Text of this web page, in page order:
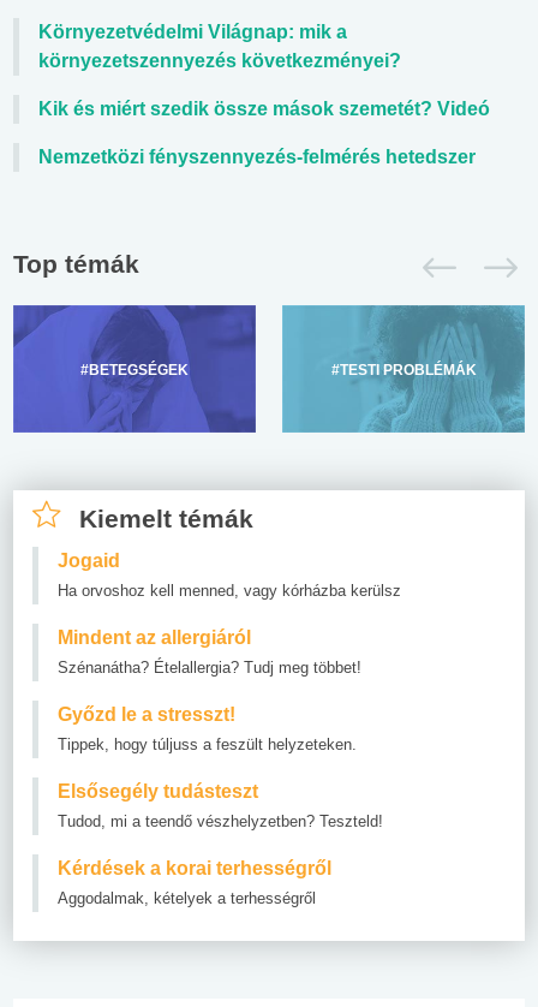
Környezetvédelmi Világnap: mik a
környezetszennyezés következményei?
Kik és miért szedik össze mások szemetét? Videó
Nemzetközi fényszennyezés-felmérés hetedszer
Top témák
#BETEGSÉGEK #TESTI PROBLÉMÁK
Kiemelt témák
Jogaid
Ha orvoshoz kell menned, vagy kórházba kerülsz
Mindent az allergiáról
Szénanátha? Ételallergia? Tudj meg többet!
Győzd le a stresszt!
Tippek, hogy túljuss a feszült helyzeteken.
Elsősegély tudásteszt
Tudod, mi a teendő vészhelyzetben? Teszteld!
Kérdések a korai terhességről
Aggodalmak, kételyek a terhességről